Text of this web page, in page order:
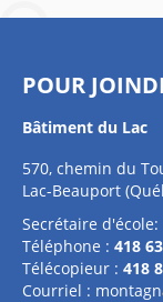
POUR
Bâtiment du Lac
570, chemin du
Lac-Beauport
Secrétaire
Téléphone : 418
Télécopieur : 418
Courriel :